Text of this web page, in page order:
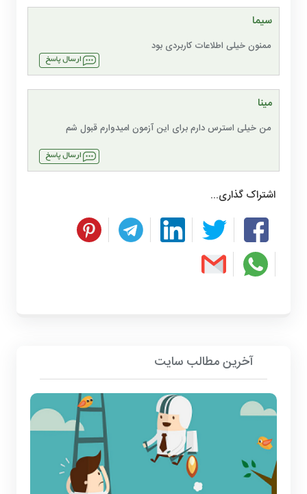
سیما
ممنون خیلی اطلاعات کاربردی بود
مینا
من خیلی استرس دارم برای این آزمون امیدوارم قبول شم
اشتراک گذاری...
آخرین مطالب سایت